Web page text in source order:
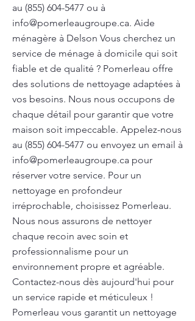
au (855) 604-5477 ou à
info@pomerleaugroupe.ca. Aide
ménagère à Delson Vous cherchez un
service de ménage à domicile qui soit
fiable et de qualité ? Pomerleau offre
des solutions de nettoyage adaptées à
vos besoins. Nous nous occupons de
chaque détail pour garantir que votre
maison soit impeccable. Appelez-nous
au (855) 604-5477 ou envoyez un email à
info@pomerleaugroupe.ca pour
réserver votre service. Pour un
nettoyage en profondeur
irréprochable, choisissez Pomerleau.
Nous nous assurons de nettoyer
chaque recoin avec soin et
professionnalisme pour un
environnement propre et agréable.
Contactez-nous dès aujourd'hui pour
un service rapide et méticuleux !
Pomerleau vous garantit un nettoyage